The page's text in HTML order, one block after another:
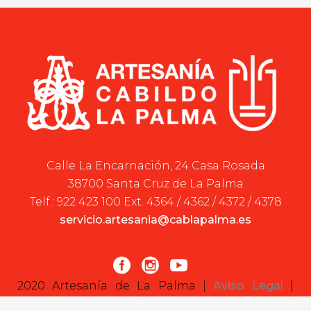
Calle La Encarnación, 24 Casa Rosada
38700 Santa Cruz de La Palma
Telf.: 922 423 100 Ext. 4364 / 4362 / 4372 / 4378
servicio.artesania@cablapalma.es
2020 Artesanía de La Palma |Aviso Legal
Política de cookies|Declaración de cookies|